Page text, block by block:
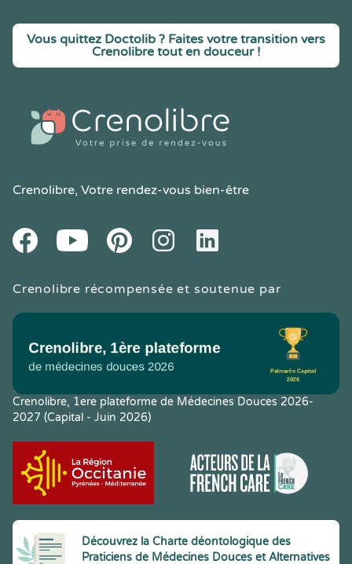
Vous quittez Doctolib ? Faites votre transition vers
Crenolibre tout en douceur !
Crenolibre, Votre rendez-vous bien-être
FacebookYoutube PinteresetInstagramLinkedIn
Crenolibre récompensée et soutenue par
Crenolibre, 1ere plateforme de Médecines Douces 2026-
2027 (Capital - Juin 2026)
Découvrez la Charte déontologique des
Praticiens de Médecines Douces et Alternatives